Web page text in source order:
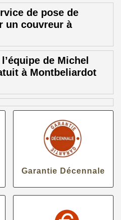
de pose de
un couvreur à
de Michel
à Montbeliardot
Garantie Décennale